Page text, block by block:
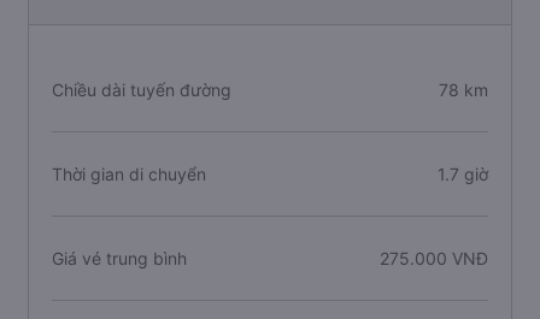
Chiều dài tuyến đường 78 km
Thời gian di chuyển 1.7 giờ
Giá vé trung bình 275.000 VNĐ